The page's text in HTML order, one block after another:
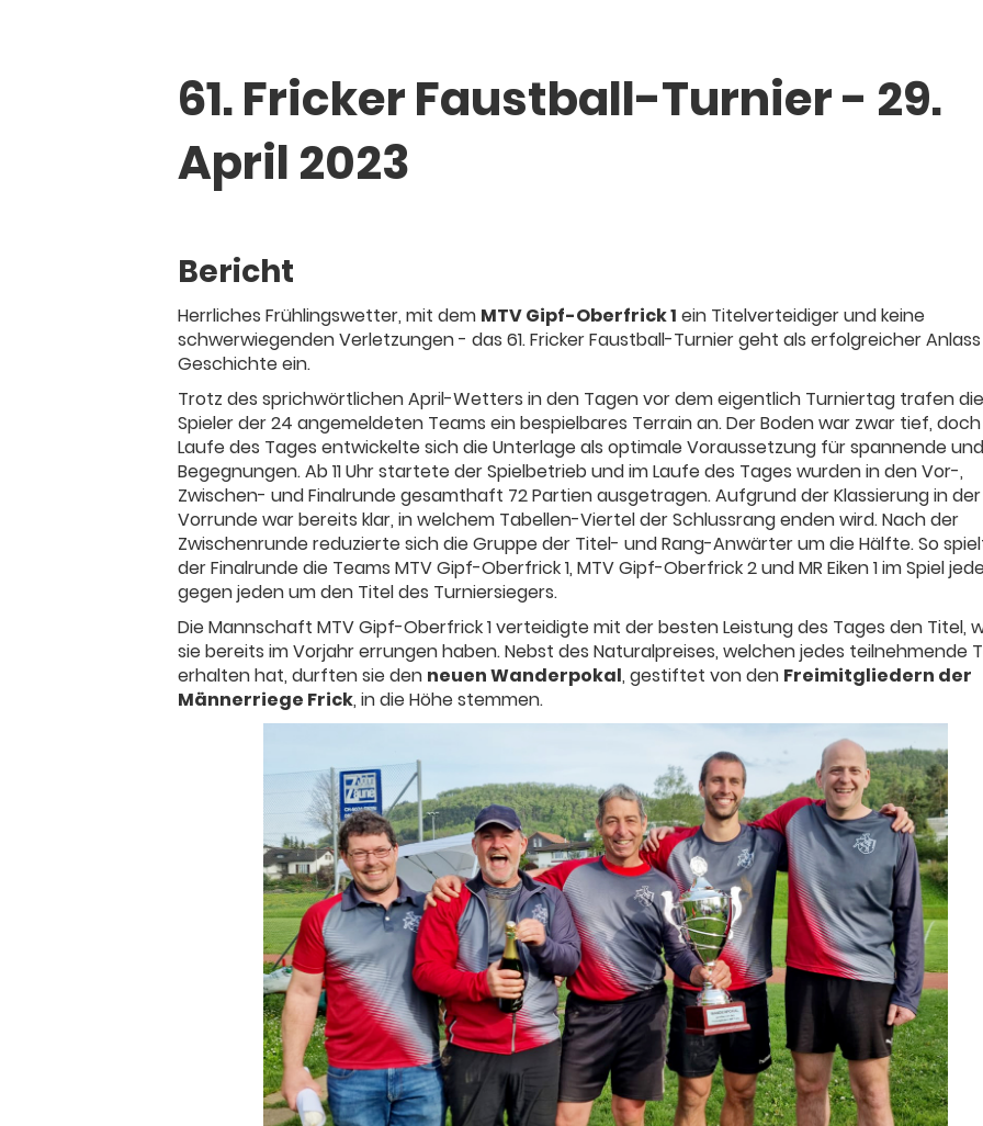
61. Fricker Faustball-Turnier - 29.
April 2023
Bericht
Herrliches Frühlingswetter, mit dem MTV Gipf-Oberfrick 1 ein Titelverteidiger und keine
schwerwiegenden Verletzungen - das 61. Fricker Faustball-Turnier geht als erfolgreicher
Geschichte ein.
Trotz des sprichwörtlichen April-Wetters in den Tagen vor dem eigentlich Turniertag trafen die
Spieler der 24 angemeldeten Teams ein bespielbares Terrain an. Der Boden war zwar tief,
Laufe des Tages entwickelte sich die Unterlage als optimale Voraussetzung für spannende
Begegnungen. Ab 11 Uhr startete der Spielbetrieb und im Laufe des Tages wurden in den Vor-,
Zwischen- und Finalrunde gesamthaft 72 Partien ausgetragen. Aufgrund der Klassierung in der
Vorrunde war bereits klar, in welchem Tabellen-Viertel der Schlussrang enden wird. Nach der
Zwischenrunde reduzierte sich die Gruppe der Titel- und Rang-Anwärter um die Hälfte. So
der Finalrunde die Teams MTV Gipf-Oberfrick 1, MTV Gipf-Oberfrick 2 und MR Eiken 1 im Spiel
gegen jeden um den Titel des Turniersiegers.
Die Mannschaft MTV Gipf-Oberfrick 1 verteidigte mit der besten Leistung des Tages den Titel,
sie bereits im Vorjahr errungen haben. Nebst des Naturalpreises, welchen jedes teilnehmende
erhalten hat, durften sie den neuen Wanderpokal, gestiftet von den Freimitgliedern der
Männerriege Frick, in die Höhe stemmen.